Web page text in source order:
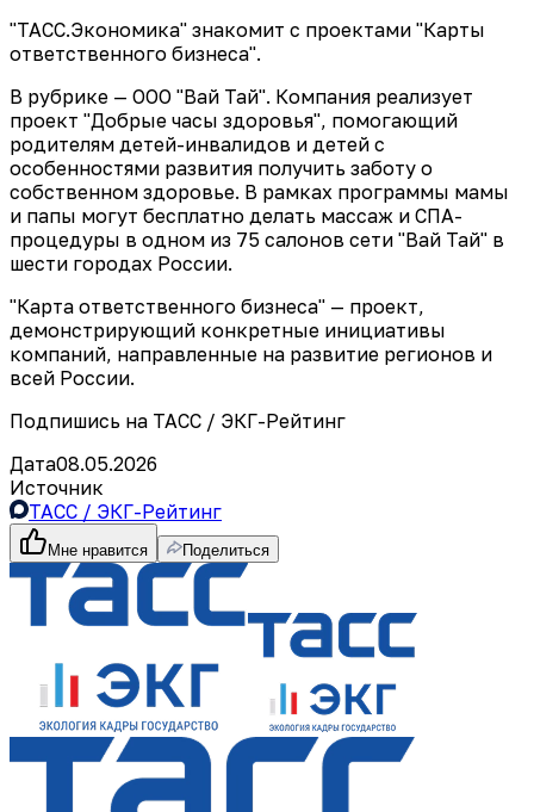
"ТАСС.Экономика" знакомит с проектами "Карты
ответственного бизнеса".
В рубрике — ООО "Вай Тай". Компания реализует
проект "Добрые часы здоровья", помогающий
родителям детей-инвалидов и детей с
особенностями развития получить заботу о
собственном здоровье. В рамках программы мамы
и папы могут бесплатно делать массаж и СПА-
процедуры в одном из 75 салонов сети "Вай Тай" в
шести городах России.
"Карта ответственного бизнеса" — проект,
демонстрирующий конкретные инициативы
компаний, направленные на развитие регионов и
всей России.
Подпишись на ТАСС / ЭКГ-Рейтинг
Дата08.05.2026
Источник
ТАСС / ЭКГ-Рейтинг
Мне нравится Поделиться